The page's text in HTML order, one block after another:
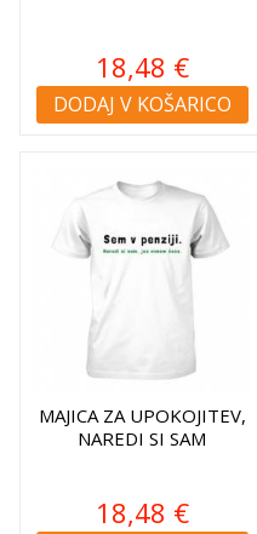
18,48 €
DODAJ V KOŠARICO
MAJICA ZA UPOKOJITEV,
NAREDI SI SAM
18,48 €